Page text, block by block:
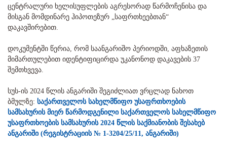
ცენტრალური ხელისუფლების აგრესორად წარმოჩენისა და
მისგან მომდინარე ჰიპოთეზურ „საფრთხეებთან“
დაკავშირებით.
დოკუმენტში წერია, რომ საანგარიშო პერიოდში, აფხაზეთის
მიმართულებით იდენტიფიცირდა უკანონოდ დაკავების 37
შემთხვევა.
სუს-ის 2024 წლის ანგარიში შეგიძლიათ ვრცლად ნახოთ
ბმულზე: საქართველოს სახელმწიფო უსაფრთხოების
სამსახურის მიერ წარმოდგენილი საქართველოს სახელმწიფო
უსაფრთხოების სამსახურის 2024 წლის საქმიანობის შესახებ
ანგარიში (რეგისტრაციის № 1-3204/25/11, ანგარიში)